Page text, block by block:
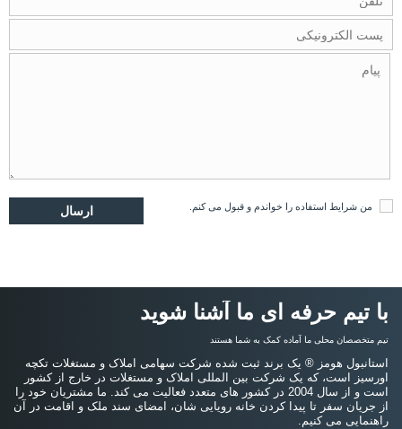
من شرایط استفاده را خواندم و قبول می کنم.
با تیم حرفه ای ما آشنا شوید
تیم متخصصان محلی ما آماده کمک به شما هستند
استانبول هومز ® یک برند ثبت شده شرکت سهامی املاک و مستغلات تکچه
اورسیز است، که یک شرکت بین المللی املاک و مستغلات در خارج از کشور
است و از سال 2004 در کشور های متعدد فعالیت می کند. ما مشتریان خود را
از جریان سفر تا پیدا کردن خانه رویایی شان، امضای سند ملک و اقامت در آن
راهنمایی می کنیم.